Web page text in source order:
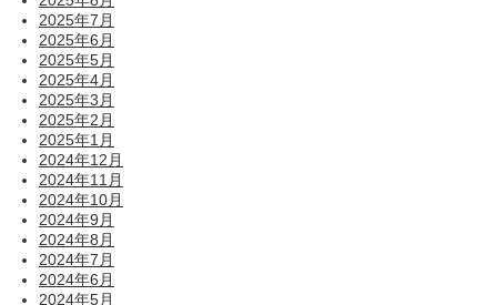
2025年7月
2025年6月
2025年5月
2025年4月
2025年3月
2025年2月
2025年1月
2024年12月
2024年11月
2024年10月
2024年9月
2024年8月
2024年7月
2024年6月
2024年5月